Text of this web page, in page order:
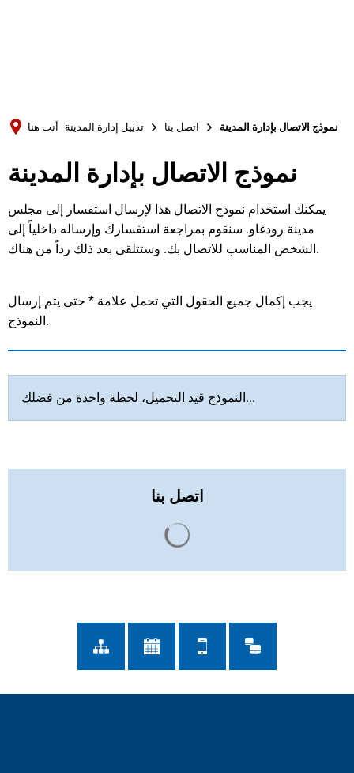
Български
MENÜ
أنت هنا تذييل إدارة المدينة اتصل بنا نموذج الاتصال بإدارة المدينة
نموذج الاتصال بإدارة المدينة
يمكنك استخدام نموذج الاتصال هذا لإرسال استفسار إلى مجلس
مدينة رودغاو. سنقوم بمراجعة استفسارك وإرساله داخلياً إلى
الشخص المناسب للاتصال بك. وستتلقى بعد ذلك رداً من هناك.
يجب إكمال جميع الحقول التي تحمل علامة * حتى يتم إرسال
النموذج.
النموذج قيد التحميل، لحظة واحدة من فضلك...
اتصل بنا